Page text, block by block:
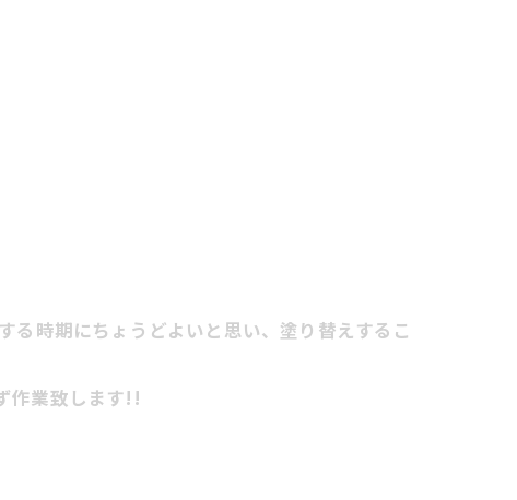
る時期にちょうどよいと思い、塗り替えするこ
作業致します!!